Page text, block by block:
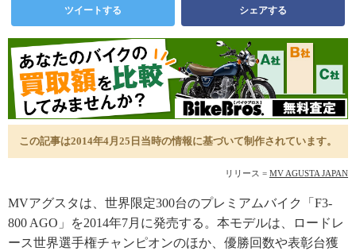
ツイートする シェアする
この記事は2014年4月25日当時の情報に基づいて制作されています。
リリース = MV AGUSTA JAPAN
MVアグスタは、世界限定300台のプレミアムバイク「F3-
800 AGO」を2014年7月に発売する。本モデルは、ロードレ
ース世界選手権チャンピオンのほか、優勝回数や表彰台獲